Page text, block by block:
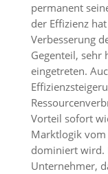
permanent
der Effizienz
Verbesserung
Gegenteil, sehr
eingetreten.
Vorteil sofort
Marktlogik vom
dominiert wird.
Unternehmer,